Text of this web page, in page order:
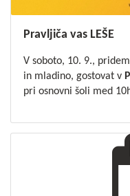
Pravljiča vas LEŠE
V soboto, 10. 9.,
in mladino, gostovat v
pri osnovni šoli med